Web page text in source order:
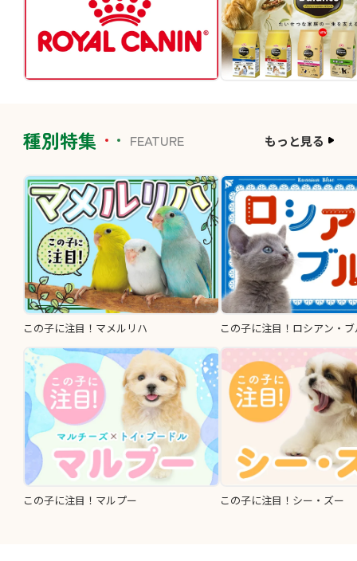
種別特集 FEATURE もっと見る
この子に注目！マメルリハ この子に注目！ロシアン・
この子に注目！マルプー この子に注目！シー・ズー